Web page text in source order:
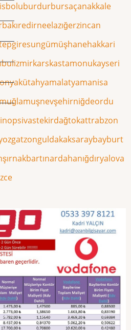
boluburdurbursaçanakkale
edirneelazığerzincan
giresungümüşhanehakkari
izmirkarskastamonukayseri
kütahyamalatyamanisa
muşnevşehirniğdeordu
sivastekirdağtokattrabzon
zonguldakaksaraybayburt
şırnakbartınardahanığdıryalova